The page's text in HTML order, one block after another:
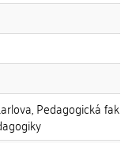
Pedagogická